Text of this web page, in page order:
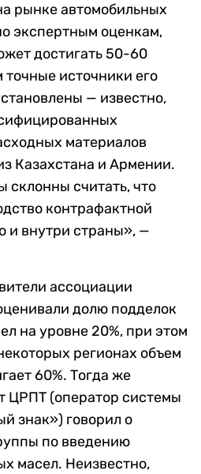
рынке автомобильных
экспертным оценкам,
достигать 50-60
источники его
— известно,
материалов
Казахстана и Армении.
склонны считать, что
контрафактной
и внутри страны», —
ассоциации
долю подделок
на уровне 20%, при этом
регионах объем
60%. Тогда же
ЦРПТ (оператор системы
знак») говорил о
по введению
масел. Неизвестно,